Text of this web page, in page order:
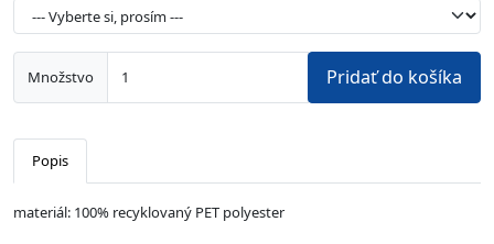
Množstvo Pridať do košíka
Popis
materiál: 100% recyklovaný PET polyester